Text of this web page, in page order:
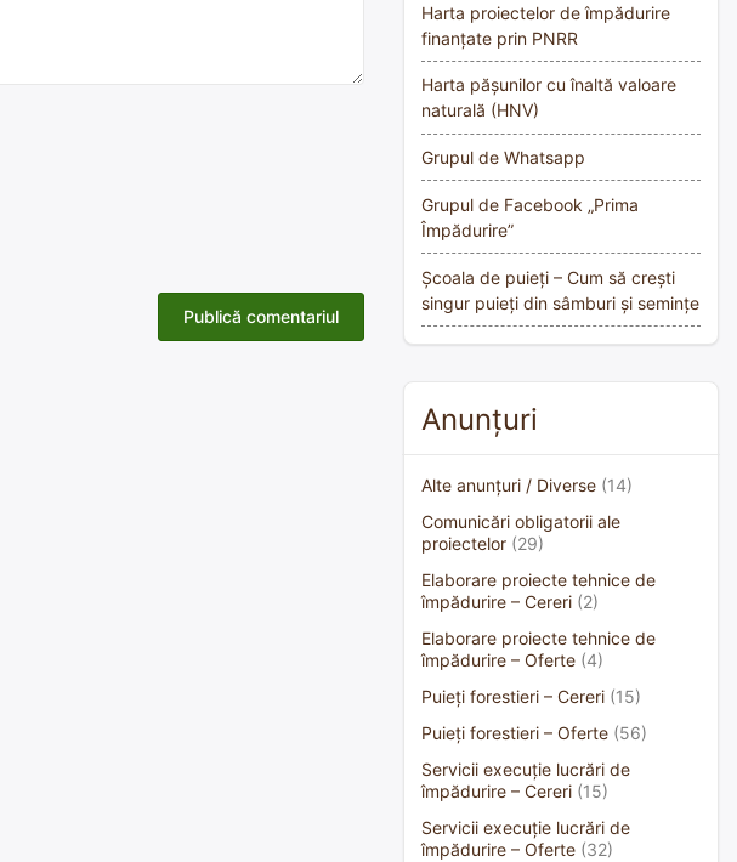
Harta proiectelor de împădurire
finanțate prin PNRR
Harta pășunilor cu înaltă valoare
naturală (HNV)
Grupul de Whatsapp
Grupul de Facebook „Prima
Împădurire”
Școala de puieți – Cum să crești
singur puieți din sâmburi și semințe
Anunțuri
Alte anunțuri / Diverse (14)
Comunicări obligatorii ale
proiectelor (29)
Elaborare proiecte tehnice de
împădurire – Cereri (2)
Elaborare proiecte tehnice de
împădurire – Oferte (4)
Puieți forestieri – Cereri (15)
Puieți forestieri – Oferte (56)
Servicii execuție lucrări de
împădurire – Cereri (15)
Servicii execuție lucrări de
împădurire – Oferte (32)